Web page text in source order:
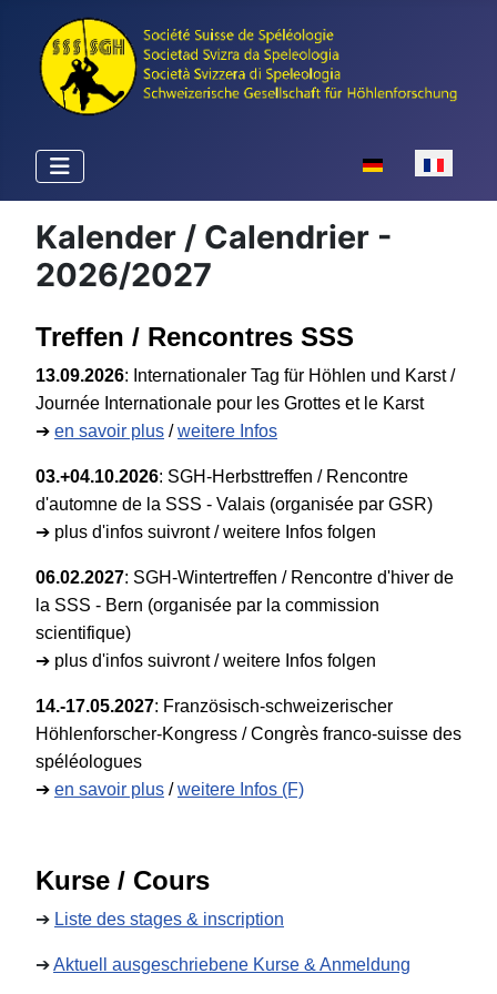
Sélectionnez
Kalender / Calendrier -
2026/2027
Treffen / Rencontres SSS
13.09.2026: Internationaler Tag für Höhlen und Karst /
Journée Internationale pour les Grottes et le Karst
➔ en savoir plus /weitere Infos
03.+04.10.2026: SGH-Herbsttreffen / Rencontre
d'automne de la SSS - Valais (organisée par GSR)
➔ plus d'infos suivront / weitere Infos folgen
06.02.2027: SGH-Wintertreffen / Rencontre d'hiver de
la SSS - Bern (organisée par la commission
scientifique)
➔ plus d'infos suivront / weitere Infos folgen
14.-17.05.2027: Französisch-schweizerischer
Höhlenforscher-Kongress / Congrès franco-suisse des
spéléologues
➔ en savoir plus /weitere Infos (F)
Kurse / Cours
➔ Liste des stages & inscription
➔Aktuell ausgeschriebene Kurse & Anmeldung